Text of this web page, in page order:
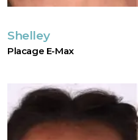
Shelley
Placage E-Max